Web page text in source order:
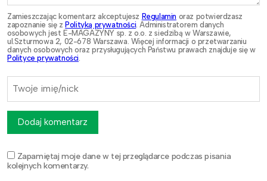
Zamieszczając komentarz akceptujesz Regulamin oraz potwierdzasz
zapoznanie się zPolityką prywatności . Administratorem danych
osobowych jest E-MAGAZYNY sp. z o.o. z siedzibą w Warszawie,
ul.Szturmowa 2, 02-678 Warszawa. Więcej informacji o przetwarzaniu
danych osobowych oraz przysługujących Państwu prawach znajduje się w
Polityce prywatności
Zapamiętaj moje dane w tej przeglądarce podczas pisania
kolejnych komentarzy.
Dodaj komentarz